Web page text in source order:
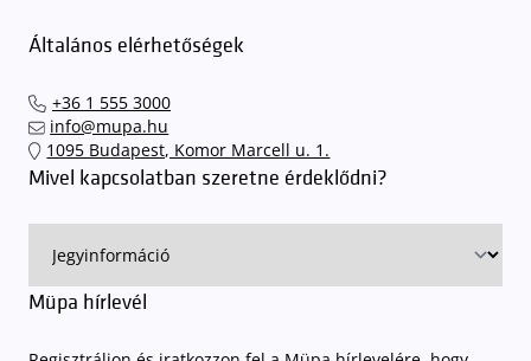
Általános elérhetőségek
+36 1 555 3000
info@mupa.hu
1095 Budapest, Komor Marcell u. 1.
Mivel kapcsolatban szeretne érdeklődni?
Müpa hírlevél